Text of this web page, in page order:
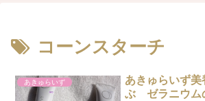
コーンスターチ
あきゅらいず
あきゅらいず美
ぶ ゼラニウム